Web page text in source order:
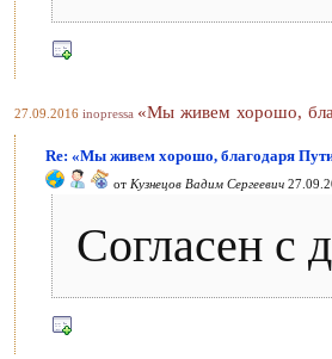
27.09.2016 inopressa «Мы живем хорошо,
Re: «Мы живем хорошо, благодаря
от Кузнецов Вадим Сергеевич
Согласен с